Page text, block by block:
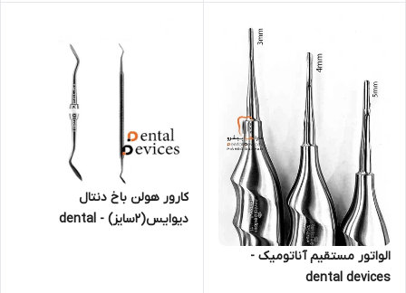
الواتور مستقیم آناتومیک -
dental devices
کارور هولن باخ دنتال
دیوایس(۲سایز) - dental